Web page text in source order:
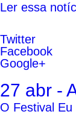
Ler essa
Twitter
Facebook
Google+
27 abr -
O Festival